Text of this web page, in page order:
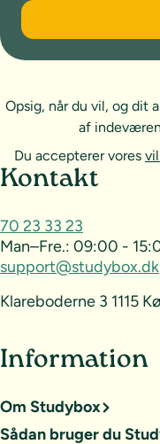
6 måneder
Opsig, når du vil, og dit
af
Du accepterer vores
Sideoversigt
Kontakt
70 23 33 23
Man–Fre.: 09:00 -
support@studybox.dk
Klareboderne 3 1115
Information
Om Studybox
Sådan bruger du